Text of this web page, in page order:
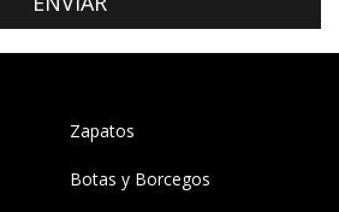
Zapatos
Botas y Borcegos